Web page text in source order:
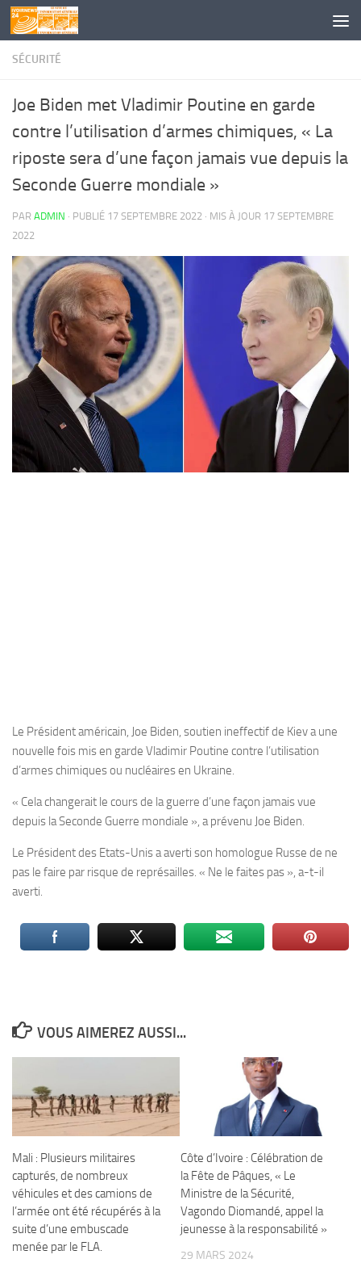
Skip to content
SÉCURITÉ
Joe Biden met Vladimir Poutine en garde
contre l’utilisation d’armes chimiques, « La
riposte sera d’une façon jamais vue depuis la
Seconde Guerre mondiale »
PAR ADMIN · PUBLIÉ 17 SEPTEMBRE 2022 · MIS À JOUR 17 SEPTEMBRE
2022
Le Président américain, Joe Biden, soutien ineffectif de Kiev a une
nouvelle fois mis en garde Vladimir Poutine contre l’utilisation
d’armes chimiques ou nucléaires en Ukraine.
« Cela changerait le cours de la guerre d’une façon jamais vue
depuis la Seconde Guerre mondiale », a prévenu Joe Biden.
Le Président des Etats-Unis a averti son homologue Russe de ne
pas le faire par risque de représailles. « Ne le faites pas », a-t-il
averti.
VOUS AIMEREZ AUSSI...
Mali : Plusieurs militaires
capturés, de nombreux
véhicules et des camions de
l’armée ont été récupérés à la
suite d’une embuscade
menée par le FLA.
Côte d’Ivoire : Célébration de
la Fête de Pâques, « Le
Ministre de la Sécurité,
Vagondo Diomandé, appel la
jeunesse à la responsabilité »
29 MARS 2024